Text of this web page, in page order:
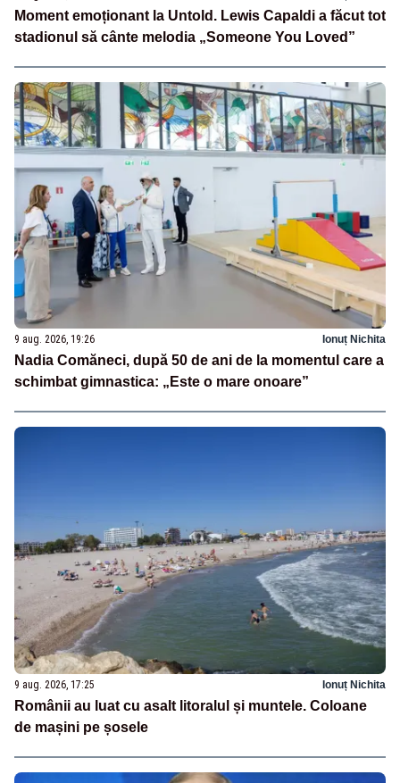
Moment emoționant la Untold. Lewis Capaldi a făcut tot
stadionul să cânte melodia „Someone You Loved”
9 aug. 2026, 19:26 Ionuț Nichita
Nadia Comăneci, după 50 de ani de la momentul care a
schimbat gimnastica: „Este o mare onoare”
9 aug. 2026, 17:25 Ionuț Nichita
Românii au luat cu asalt litoralul și muntele. Coloane
de mașini pe șosele